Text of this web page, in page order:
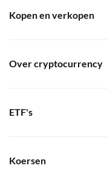
Kopen en verkopen
Over cryptocurrency
ETF's
Koersen